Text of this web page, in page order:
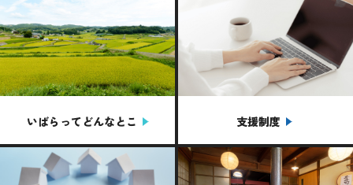
いばらってどんなとこ 支援制度